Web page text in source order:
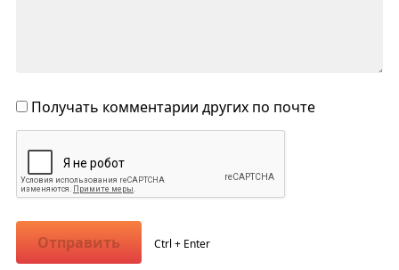
Получать комментарии других по почте
Отправить Ctrl + Enter